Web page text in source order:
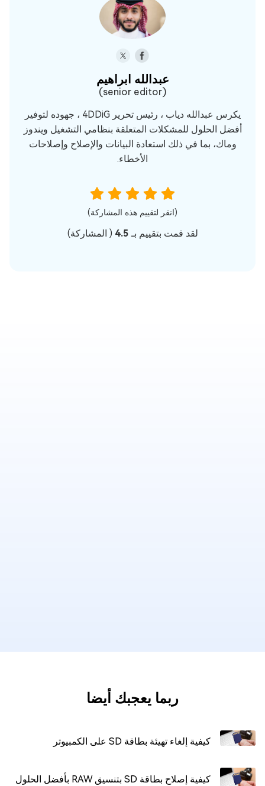
عبدالله ابراهيم‎
(senior editor)
يكرس عبدالله دياب ، رئيس تحرير 4DDiG ، جهوده لتوفير
أفضل الحلول للمشكلات المتعلقة بنظامي التشغيل ويندوز
وماك، بما في ذلك استعادة البيانات والإصلاح وإصلاحات
الأخطاء.
(انقر لتقييم هذه المشاركة)
لقد قمت بتقييم بـ 4.5
( المشاركة)
ربما يعجبك أيضا
كيفية إلغاء تهيئة بطاقة SD على الكمبيوتر
كيفية إصلاح بطاقة SD بتنسيق RAW بأفضل الحلول